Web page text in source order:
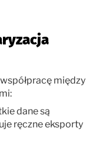
między
dane są
ręczne eksporty